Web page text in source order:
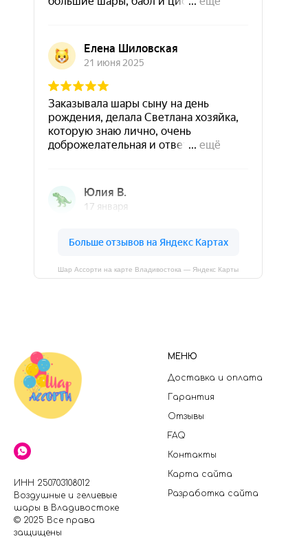
Шар Ассорти на карте Владивостока — Яндекс Карты
ИНН 250703108012
Воздушные и гелиевые
шары в Владивостоке
© 2025 Все права
защищены
МЕНЮ
Доставка и оплата
Гарантия
Отзывы
FAQ
Контакты
Карта сайта
Разработка сайта